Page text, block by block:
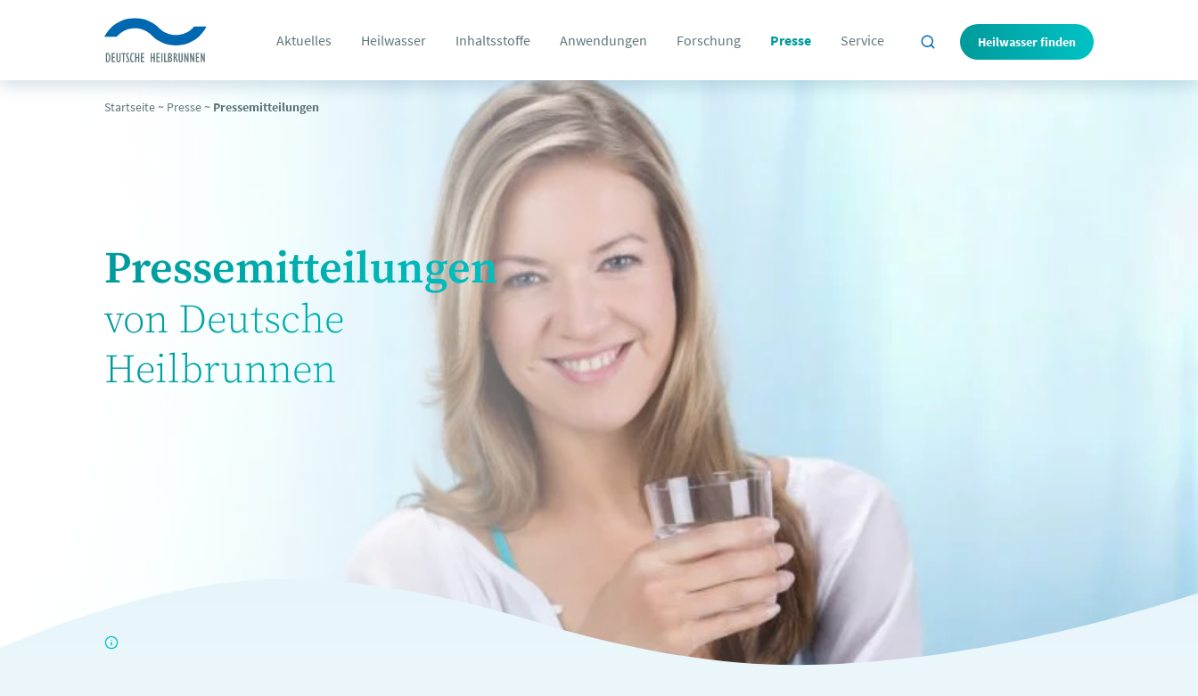
Aktuelles Heilwasser Inhaltsstoffe Anwendungen Forschung Presse Service Heilwasser finden
Startseite~ Presse~ Pressemitteilungen
Pressemitteilungen
von Deutsche
Heilbrunnen